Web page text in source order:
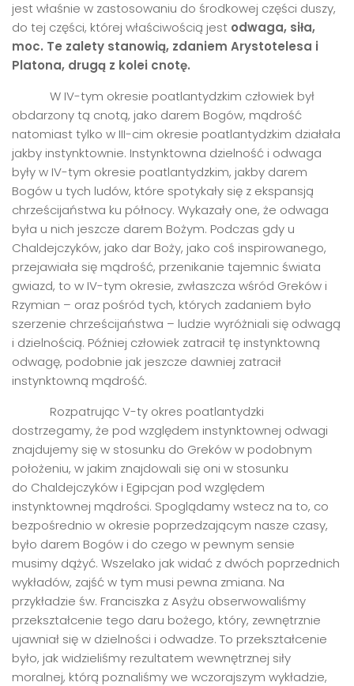
jest właśnie w zastosowaniu do środkowej części duszy,
do tej części, której właściwością jest odwaga, siła,
moc. Te zalety stanowią, zdaniem Arystotelesa i
Platona, drugą z kolei cnotę.
W IV-tym okresie poatlantydzkim człowiek był
obdarzony tą cnotą, jako darem Bogów, mądrość
natomiast tylko w III-cim okresie poatlantydzkim działała
jakby instynktownie. Instynktowna dzielność i odwaga
były w IV-tym okresie poatlantydzkim, jakby darem
Bogów u tych ludów, które spotykały się z ekspansją
chrześcijaństwa ku północy. Wykazały one, że odwaga
była u nich jeszcze darem Bożym. Podczas gdy u
Chaldejczyków, jako dar Boży, jako coś inspirowanego,
przejawiała się mądrość, przenikanie tajemnic świata
gwiazd, to w IV-tym okresie, zwłaszcza wśród Greków i
Rzymian – oraz pośród tych, których zadaniem było
szerzenie chrześcijaństwa – ludzie wyróżniali się odwagą
i dzielnością. Później człowiek zatracił tę instynktowną
odwagę, podobnie jak jeszcze dawniej zatracił
instynktowną mądrość.
Rozpatrując V-ty okres poatlantydzki
dostrzegamy, że pod względem instynktownej odwagi
znajdujemy się w stosunku do Greków w podobnym
położeniu, w jakim znajdowali się oni w stosunku
do Chaldejczyków i Egipcjan pod względem
instynktownej mądrości. Spoglądamy wstecz na to, co
bezpośrednio w okresie poprzedzającym nasze czasy,
było darem Bogów i do czego w pewnym sensie
musimy dążyć. Wszelako jak widać z dwóch poprzednich
wykładów, zajść w tym musi pewna zmiana. Na
przykładzie św. Franciszka z Asyżu obserwowaliśmy
przekształcenie tego daru bożego, który, zewnętrznie
ujawniał się w dzielności i odwadze. To przekształcenie
było, jak widzieliśmy rezultatem wewnętrznej siły
moralnej, którą poznaliśmy we wczorajszym wykładzie,